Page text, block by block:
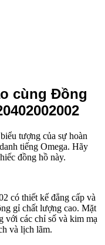
cùng Đồng
tượng của sự hoàn
tiếng Omega. Hãy
đồng hồ này.
có thiết kế đẳng cấp và
gỉ chất lượng cao. Mặt
với các chỉ số và kim mạ
và lịch lãm.